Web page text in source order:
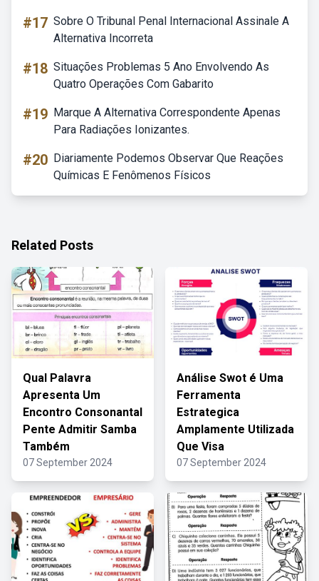
#17 Sobre O Tribunal Penal Internacional Assinale A
Alternativa Incorreta
#18 Situações Problemas 5 Ano Envolvendo As
Quatro Operações Com Gabarito
#19 Marque A Alternativa Correspondente Apenas
Para Radiações Ionizantes.
#20 Diariamente Podemos Observar Que Reações
Químicas E Fenômenos Físicos
Related Posts
Qual Palavra
Apresenta Um
Encontro Consonantal
Pente Admitir Samba
Também
07 September 2024
Análise Swot é Uma
Ferramenta
Estrategica
Amplamente Utilizada
Que Visa
07 September 2024